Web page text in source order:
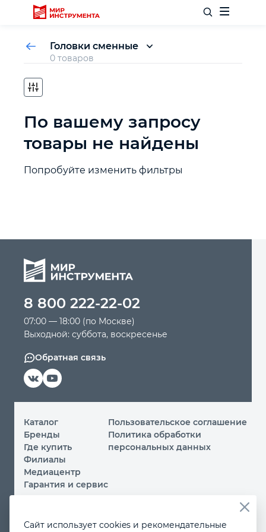
Отделочный инструмент
Слесарный инструмент
Силовое оборудование
Крепежный инструмент
Режущий инструмент
Головки сменные
0 товаров
Головки с битой
Головки свечные
Головки ударные
Головки удлиненные
По вашему запросу
товары не найдены
Попробуйте изменить фильтры
8 800 222-22-02
07:00 — 18:00 (по Москве)
Выходной: суббота, воскресенье
Обратная связь
Каталог
Бренды
Где купить
Филиалы
Медиацентр
Гарантия и сервис
Пользовательское соглашение
Политика обработки
персональных данных
Сайт использует cookies и рекомендательные